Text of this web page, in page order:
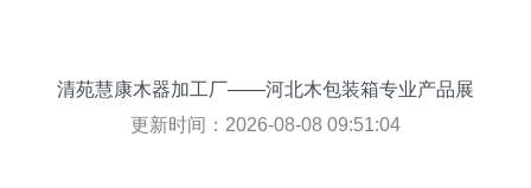
清苑慧康木器加工厂——河北木包装箱专业产品展
示
更新时间：2026-08-08 09:51:04